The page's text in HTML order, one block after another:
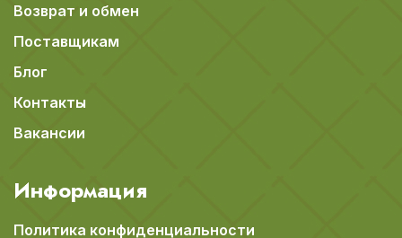
Возврат и обмен
Поставщикам
Блог
Контакты
Вакансии
Информация
Политика конфиденциальности